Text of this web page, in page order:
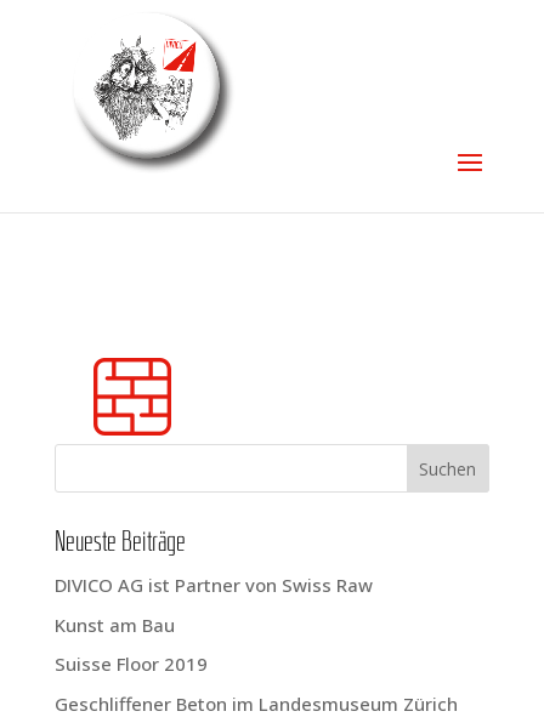
Neu­es­te Beiträge
DIVICO AG ist Part­ner von Swiss Raw
Kunst am Bau
Suis­se Flo­or 2019
Geschlif­fe­ner Beton im Lan­des­mu­se­um Zürich